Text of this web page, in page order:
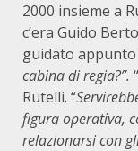
2000 insieme a
c’era Guido
guidato appunto
cabina di regia?”. “
Rutelli. “
figura operativa,
relazionarsi con